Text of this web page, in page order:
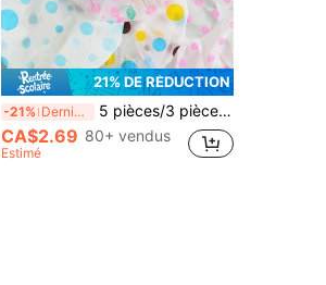
21% DE RÉDUCTION
-21% Derniers 3 jours 5 pièces/3 pièces Assortiment de bonnets de douche imperméables, bonnets de bain imprimés, couvre-tête de douche imperméable en PVC, bonnets de douche réutilisables épaissis pour la maison, les voyages, le salon, le spa de beauté
CA$2.69 80+ vendus
Estimé